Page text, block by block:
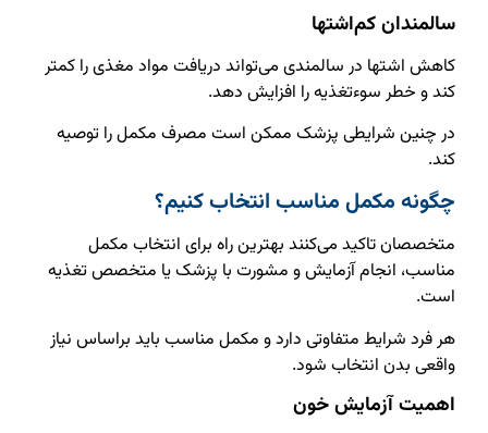
سالمندان کم‌اشتها
کاهش اشتها در سالمندی می‌تواند دریافت مواد مغذی را کمتر
کند و خطر سوءتغذیه را افزایش دهد.
در چنین شرایطی پزشک ممکن است مصرف مکمل را توصیه
کند.
چگونه مکمل مناسب انتخاب کنیم؟
متخصصان تاکید می‌کنند بهترین راه برای انتخاب مکمل
مناسب، انجام آزمایش و مشورت با پزشک یا متخصص تغذیه
است.
هر فرد شرایط متفاوتی دارد و مکمل مناسب باید براساس نیاز
واقعی بدن انتخاب شود.
اهمیت آزمایش خون